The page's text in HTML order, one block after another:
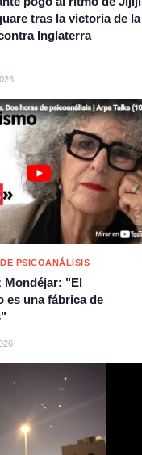
tras la victoria de la
Inglaterra
PSICOANÁLISIS
Mondéjar: "El
es una fábrica de